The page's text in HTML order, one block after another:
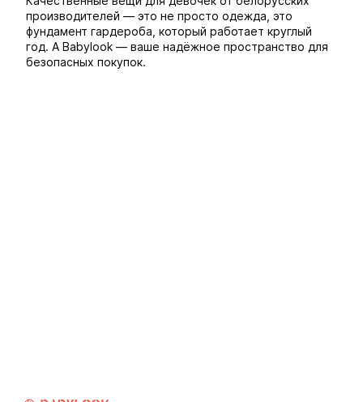
производителей — это не просто одежда, это
фундамент гардероба, который работает круглый
год. А Babylook — ваше надёжное пространство для
безопасных покупок.